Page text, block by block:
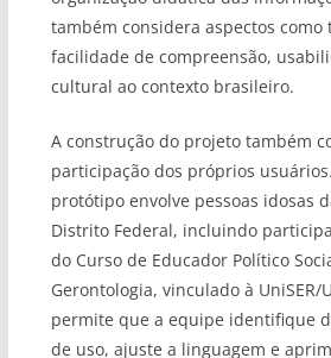
também considera aspectos como
facilidade de compreensão,
cultural ao contexto brasileiro.
A construção do projeto também
participação dos próprios
protótipo envolve pessoas idosas
Distrito Federal, incluindo
do Curso de Educador Político
Gerontologia, vinculado à UniSER/
permite que a equipe identifique
de uso, ajuste a linguagem e